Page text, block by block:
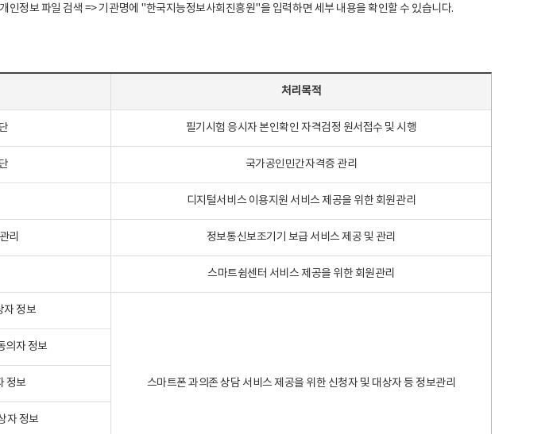
정보 파일 검색 => 기관명에 "한국지능정보사회진흥원"을 입력하면 세부 내용을 확인할 수 있습니다.
처리목적
필기시험 응시자 본인확인 자격검정 원서접수 및 시행
국가공인민간자격증 관리
디지털서비스 이용지원 서비스 제공을 위한 회원관리
리 정보통신보조기기 보급 서비스 제공 및 관리
스마트쉼센터 서비스 제공을 위한 회원관리
자 정보
스마트폰 과의존 상담 서비스 제공을 위한 신청자 및 대상자 등 정보관리
의자 정보
정보
자 정보